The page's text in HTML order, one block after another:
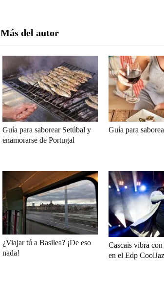
Más del autor
Guía para saborear Setúbal y
enamorarse de Portugal
Guía para
¿Viajar tú a Basilea? ¡De eso
nada!
Cascais vibra
en el Edp